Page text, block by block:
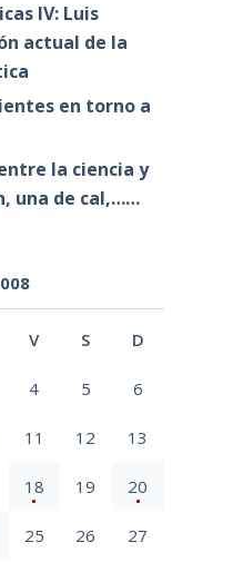
IV: Luis
actual de la
en torno a
la ciencia y
una de cal,……
V S D
4 5 6
11 12 13
18 19 20
25 26 27